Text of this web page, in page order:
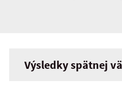
Výsledky spätnej